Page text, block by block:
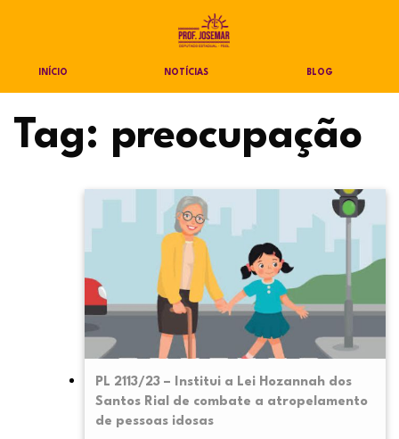
INÍCIO NOTÍCIAS BLOG
Tag: preocupação
PL 2113/23 – Institui a Lei Hozannah dos
Santos Rial de combate a atropelamento
de pessoas idosas